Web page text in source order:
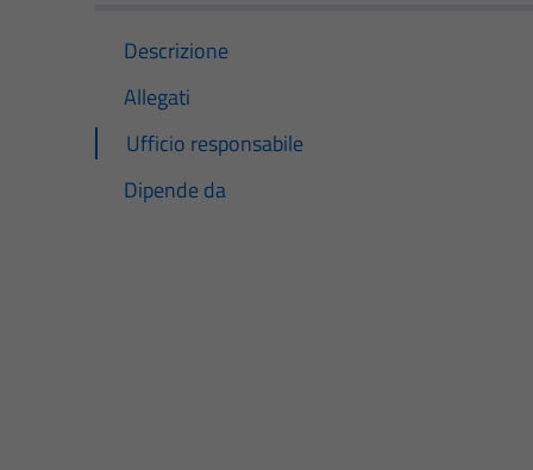
Descrizione
Allegati
Ufficio responsabile
Dipende da